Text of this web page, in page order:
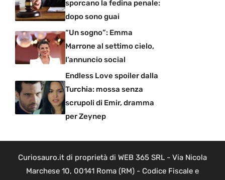
sporcano la fedina penale:
dopo sono guai
“Un sogno”: Emma
Marrone al settimo cielo,
l’annuncio social
Endless Love spoiler dalla
Turchia: mossa senza
scrupoli di Emir, dramma
per Zeynep
Curiosauro.it di proprietà di WEB 365 SRL - Via Nicola
Marchese 10, 00141 Roma (RM) - Codice Fiscale e